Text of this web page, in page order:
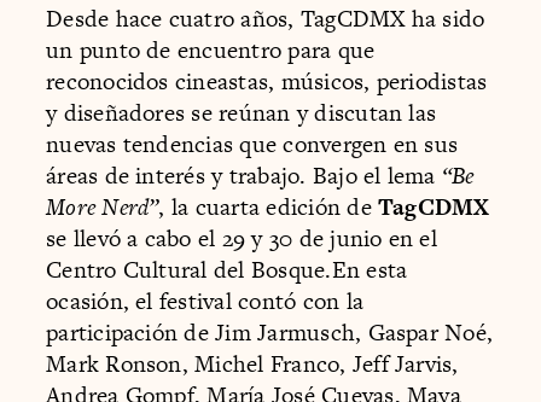
Desde hace cuatro años, TagCDMX ha sido
un punto de encuentro para que
reconocidos cineastas, músicos, periodistas
y diseñadores se reúnan y discutan las
nuevas tendencias que convergen en sus
áreas de interés y trabajo. Bajo el lema “Be
More Nerd”, la cuarta edición deTagCDMX
se llevó a cabo el 29 y 30 de junio en el
Centro Cultural del Bosque.En esta
ocasión, el festival contó con la
participación de Jim Jarmusch, Gaspar Noé,
Mark Ronson, Michel Franco, Jeff Jarvis,
Andrea Gompf, María José Cuevas, Maya